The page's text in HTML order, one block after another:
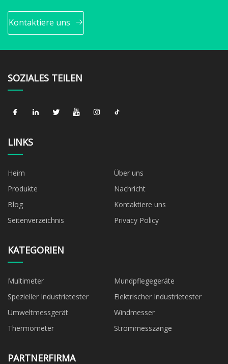
Kontaktiere uns
SOZIALES TEILEN
LINKS
Heim
Über uns
Produkte
Nachricht
Blog
Kontaktiere uns
Seitenverzeichnis
Privacy Policy
KATEGORIEN
Multimeter
Mundpflegegeräte
Spezieller Industrietester
Elektrischer Industrietester
Umweltmessgerät
Windmesser
Thermometer
Strommesszange
PARTNERFIRMA